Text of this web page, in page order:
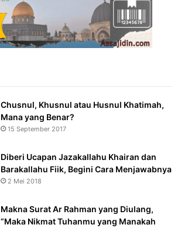
Chusnul, Khusnul atau Husnul Khatimah,
Mana yang Benar?
15 September 2017
Diberi Ucapan Jazakallahu Khairan dan
Barakallahu Fiik, Begini Cara Menjawabnya
2 Mei 2018
Makna Surat Ar Rahman yang Diulang,
“Maka Nikmat Tuhanmu yang Manakah